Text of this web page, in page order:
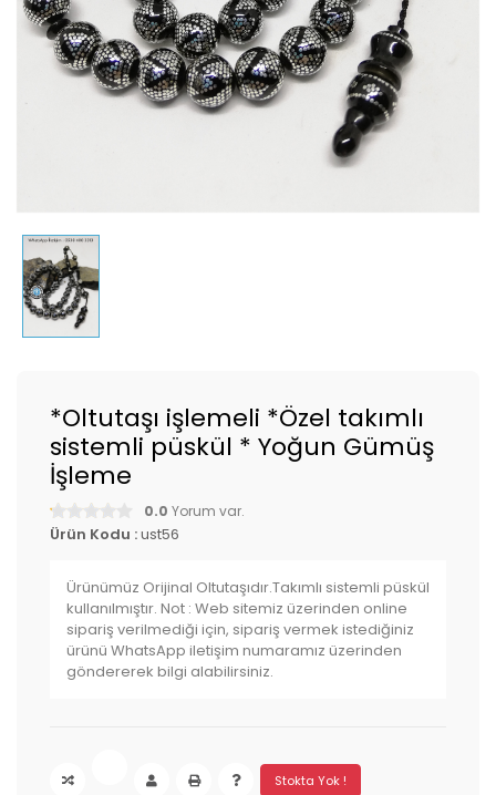
*Oltutaşı işlemeli *Özel takımlı
sistemli püskül * Yoğun Gümüş
İşleme
0.0 Yorum var.
Ürün Kodu :ust56
Ürünümüz Orijinal Oltutaşıdır.Takımlı sistemli püskül
kullanılmıştır. Not : Web sitemiz üzerinden online
sipariş verilmediği için, sipariş vermek istediğiniz
ürünü WhatsApp iletişim numaramız üzerinden
göndererek bilgi alabilirsiniz.
Stokta Yok !